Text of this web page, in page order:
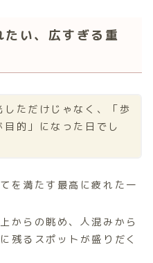
い、広すぎる重
しただけじゃなく、「歩
目的」になった日でし
を満たす最高に疲れた一
からの眺め、人混みから
残るスポットが盛りだく